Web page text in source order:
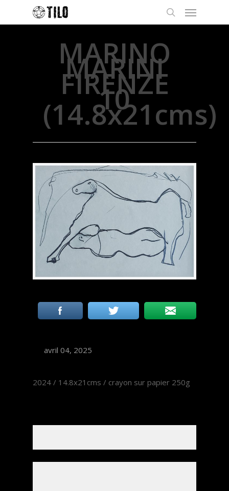
MARINO
MARINI
FIRENZE
10
(14.8x21cms)
avril 04, 2025
2024 / 14.8x21cms / crayon sur papier 250g